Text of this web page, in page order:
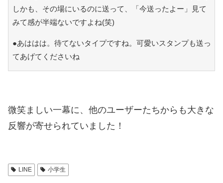
しかも、その場にいるのに送って、「今送ったよー」見て
みて感が半端ないですよね(笑)
●あははは。待てないタイプですね。可愛いスタンプも送っ
てあげてくださいね
微笑ましい一幕に、他のユーザーたちからも大きな
反響が寄せられていました！
LINE 小学生